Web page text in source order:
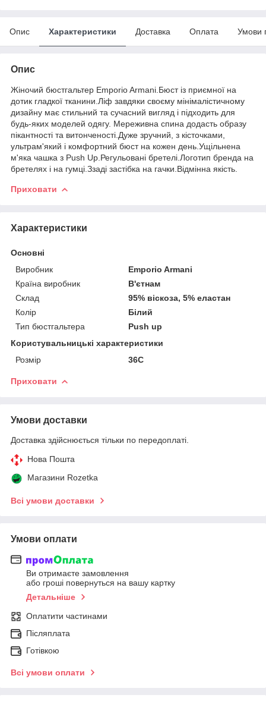
Опис Характеристики Доставка Оплата Умови
Опис
Жіночий бюстгальтер Emporio Armani.Бюст із приємної на
дотик гладкої тканини.Ліф завдяки своєму мінімалістичному
дизайну має стильний та сучасний вигляд і підходить для
будь-яких моделей одягу. Мереживна спина додасть образу
пікантності та витонченості.Дуже зручний, з кісточками,
ультрам'який і комфортний бюст на кожен день.Ущільнена
м'яка чашка з Push Up.Регульовані бретелі.Логотип бренда на
бретелях і на гумці.Ззаді застібка на гачки.Відмінна якість.
Приховати
Характеристики
Основні
Виробник
Emporio Armani
Країна виробник
В'єтнам
Склад
95% віскоза, 5% еластан
Колір
Білий
Тип бюстгальтера
Push up
Користувальницькі характеристики
Розмір
36C
Приховати
Умови доставки
Доставка здійснюється тільки по передоплаті.
Нова Пошта
Магазини Rozetka
Всі умови доставки
Умови оплати
Ви отримаєте замовлення
або гроші повернуться на вашу картку
Детальніше
Оплатити частинами
Післяплата
Готівкою
Всі умови оплати